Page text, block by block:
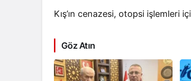
Kış’ın cenazesi, otopsi işlemleri
Göz Atın